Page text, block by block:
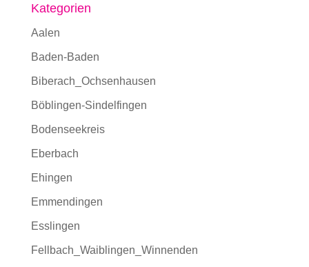
Kategorien
Aalen
Baden-Baden
Biberach_Ochsenhausen
Böblingen-Sindelfingen
Bodenseekreis
Eberbach
Ehingen
Emmendingen
Esslingen
Fellbach_Waiblingen_Winnenden